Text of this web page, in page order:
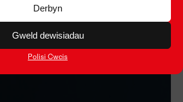
Derbyn
Gweld dewisiadau
Polisi Cwcis